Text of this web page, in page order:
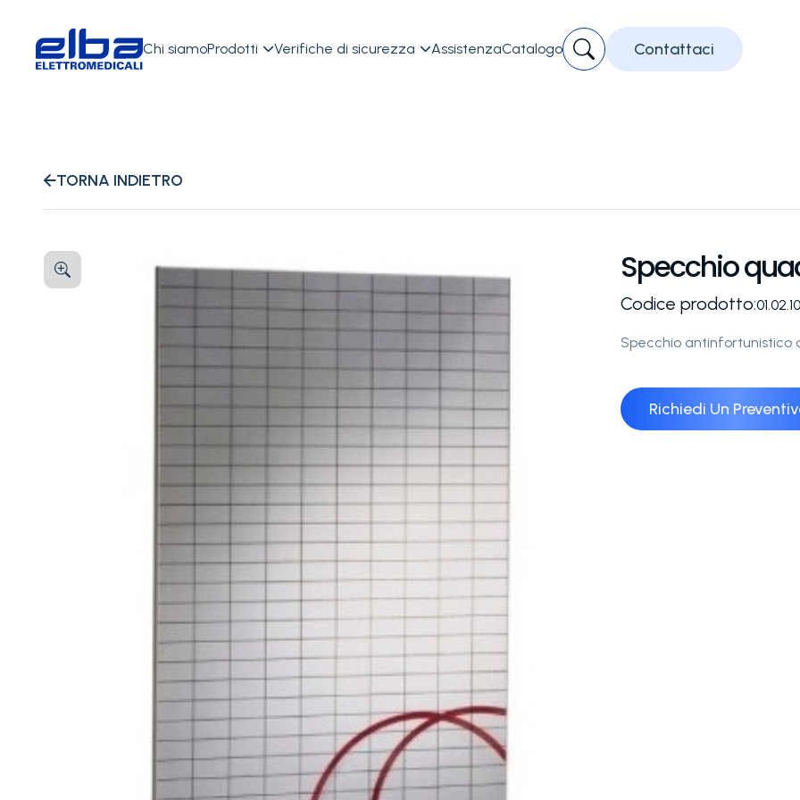
Chi siamoProdotti Verifiche di sicurezza AssistenzaCatalogo Contattaci
TORNA INDIETRO
Specchio
Codice prodotto:
Specchio antinfortunistico
Richiedi Un